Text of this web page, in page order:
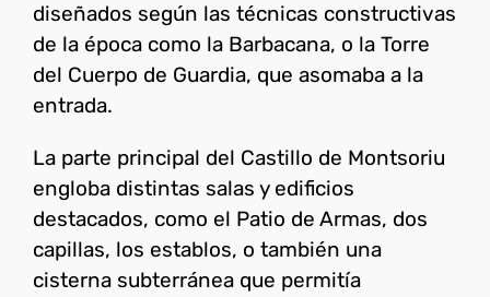
diseñados según las técnicas constructivas
de la época como la Barbacana, o la Torre
del Cuerpo de Guardia, que asomaba a la
entrada.
La parte principal del Castillo de Montsoriu
engloba distintas salas y edificios
destacados, como el Patio de Armas, dos
capillas, los establos, o también una
cisterna subterránea que permitía